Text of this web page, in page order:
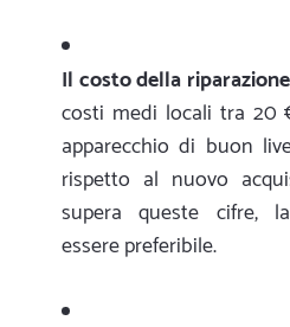
Il costo della riparazione
costi medi locali tra 20
apparecchio di buon
rispetto al nuovo
supera queste cifre,
essere preferibile.